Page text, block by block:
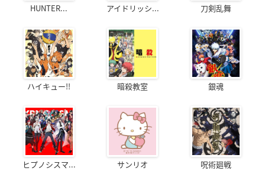
HUNTER... アイドリッシ... 刀剣乱舞
ハイキュー!! 暗殺教室 銀魂
ヒプノシスマ... サンリオ 呪術廻戦